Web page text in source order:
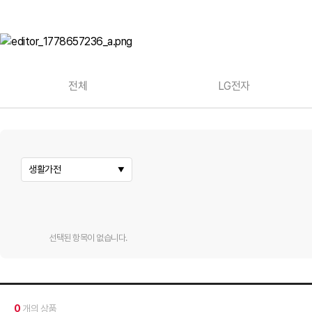
전체 LG전자
생활가전
선택된 항목이 없습니다.
0 개의 상품